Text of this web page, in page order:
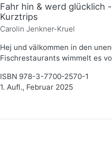
Fahr hin & werd glücklich
Kurztrips
Carolin Jenkner-Kruel
Hej und välkommen in den
Fischrestaurants wimmelt es
ISBN 978-3-7700-2570-1
1. Aufl., Februar 2025